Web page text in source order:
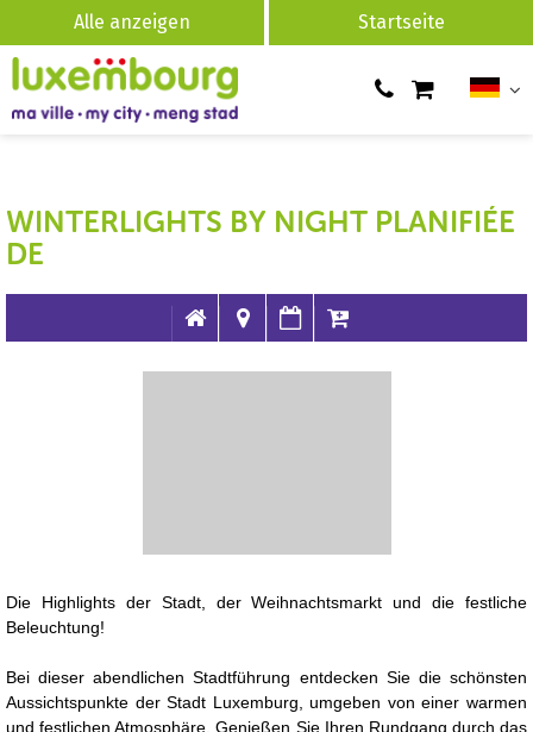
Alle anzeigen Startseite
WINTERLIGHTS BY NIGHT PLANIFIÉE
DE
Präsentation
Die Highlights der Stadt, der Weihnachtsmarkt und die festliche
Beleuchtung!
Bei dieser abendlichen Stadtführung entdecken Sie die schönsten
Aussichtspunkte der Stadt Luxemburg, umgeben von einer warmen
und festlichen Atmosphäre. Genießen Sie Ihren Rundgang durch das